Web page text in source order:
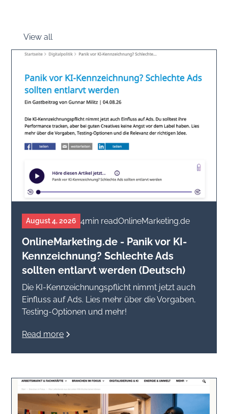
View all
August 4, 2026 4min readOnlineMarketing.de
OnlineMarketing.de - Panik vor KI-
Kennzeichnung? Schlechte Ads
sollten entlarvt werden (Deutsch)
Die KI-Kennzeichnungspflicht nimmt jetzt auch
Einfluss auf Ads. Lies mehr über die Vorgaben,
Testing-Optionen und mehr!
Read more